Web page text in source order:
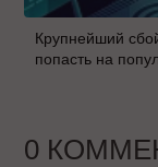
Крупнейший
попасть на
0